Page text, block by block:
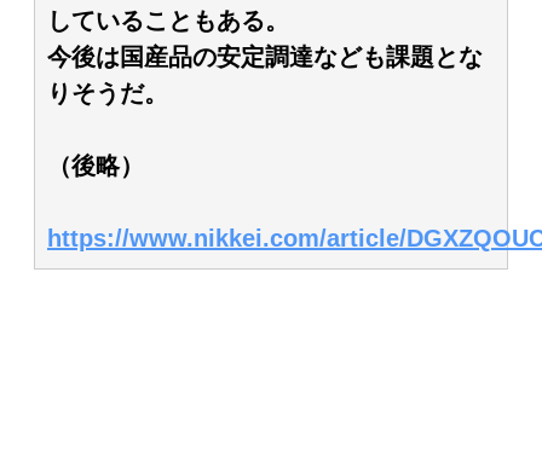
していることもある。
今後は国産品の安定調達なども課題とな
りそうだ。
（後略）
https://www.nikkei.com/article/